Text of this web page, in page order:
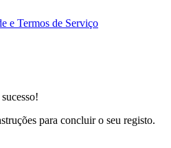
e Termos de Serviço
para concluir o seu registo.